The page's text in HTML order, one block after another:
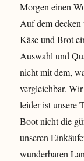
Morgen einen
Auf dem decken
Käse und Brot
Auswahl und
nicht mit dem,
vergleichbar.
leider ist unsere
Boot nicht die
unseren
wunderbaren